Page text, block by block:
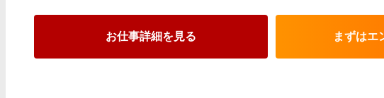
請求額が10万円アップすると 月額給与が6万6000
お仕事詳細を見る まずはエ